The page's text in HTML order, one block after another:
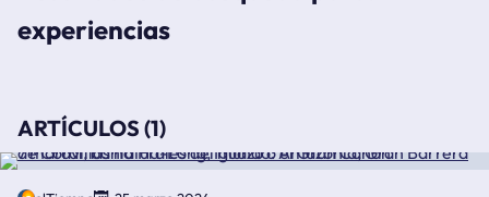
experiencias
ARTÍCULOS (1)
7 maravillas naturales del mundo: amazonia, gran barrera de coral, bahía